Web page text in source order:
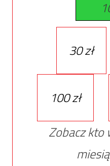
30 zł
100 zł
Zobacz kto